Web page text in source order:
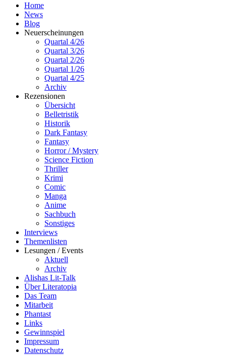
Home
News
Blog
Neuerscheinungen
Quartal 4/26
Quartal 3/26
Quartal 2/26
Quartal 1/26
Quartal 4/25
Archiv
Rezensionen
Übersicht
Belletristik
Historik
Dark Fantasy
Fantasy
Horror / Mystery
Science Fiction
Thriller
Krimi
Comic
Manga
Anime
Sachbuch
Sonstiges
Interviews
Themenlisten
Lesungen / Events
Aktuell
Archiv
Alishas Lit-Talk
Über Literatopia
Das Team
Mitarbeit
Phantast
Links
Gewinnspiel
Impressum
Datenschutz